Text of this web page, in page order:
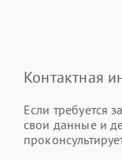
Контактная
Если требуется
свои данные и